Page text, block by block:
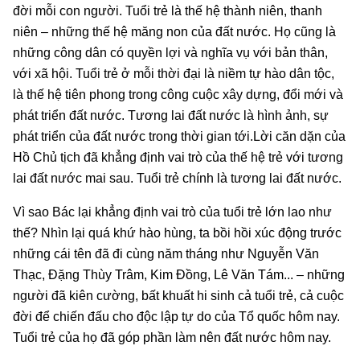
đời mỗi con người. Tuổi trẻ là thế hệ thành niên, thanh
niên – những thế hệ măng non của đất nước. Họ cũng là
những công dân có quyền lợi và nghĩa vụ với bản thân,
với xã hội. Tuổi trẻ ở mỗi thời đại là niềm tự hào dân tộc,
là thế hệ tiên phong trong công cuộc xây dựng, đổi mới và
phát triển đất nước. Tương lai đất nước là hình ảnh, sự
phát triển của đất nước trong thời gian tới.Lời căn dặn của
Hồ Chủ tịch đã khẳng định vai trò của thế hệ trẻ với tương
lai đất nước mai sau. Tuổi trẻ chính là tương lai đất nước.
Vì sao Bác lại khẳng định vai trò của tuổi trẻ lớn lao như
thế? Nhìn lại quá khứ hào hùng, ta bồi hồi xúc động trước
những cái tên đã đi cùng năm tháng như Nguyễn Văn
Thạc, Đặng Thùy Trâm, Kim Đồng, Lê Văn Tám... – những
người đã kiên cường, bất khuất hi sinh cả tuổi trẻ, cả cuộc
đời để chiến đấu cho độc lập tự do của Tổ quốc hôm nay.
Tuổi trẻ của họ đã góp phần làm nên đất nước hôm nay.